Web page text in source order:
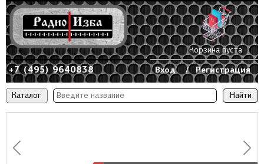
Каталог
+7 (495) 9640838 Вход / Регистрация
Корзина пуста